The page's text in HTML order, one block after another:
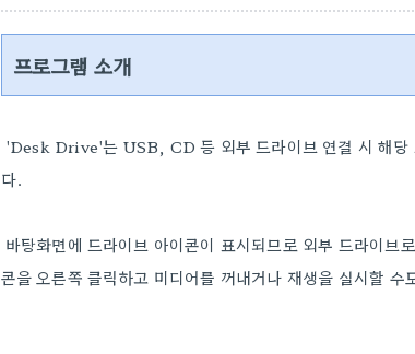
프로그램 소개
'Desk Drive'는 USB, CD 등 외부 드라이브 연결 시 해
다.
바탕화면에 드라이브 아이콘이 표시되므로 외부 드라이
콘을 오른쪽 클릭하고 미디어를 꺼내거나 재생을 실시할 수